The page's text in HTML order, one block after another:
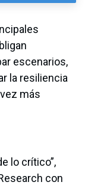
escenarios,
la resiliencia
más
lo crítico”,
con